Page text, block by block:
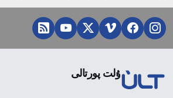
ۇلت پورتالى